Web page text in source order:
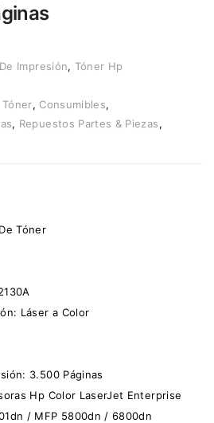
Impresión, Tóner Hp
, Consumibles,
, Repuestos Partes & Piezas,
Tóner
Láser a Color
3.500 Páginas
Hp Color LaserJet Enterprise
/ MFP 5800dn / 6800dn